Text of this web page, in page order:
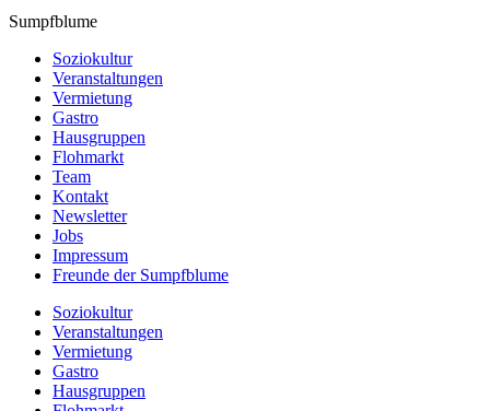
Sumpfblume
Soziokultur
Veranstaltungen
Vermietung
Gastro
Hausgruppen
Flohmarkt
Team
Kontakt
Newsletter
Jobs
Impressum
Freunde der Sumpfblume
Soziokultur
Veranstaltungen
Vermietung
Gastro
Hausgruppen